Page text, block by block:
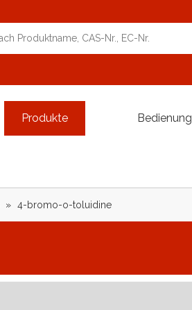
Produkte Bedienung
» 4-bromo-o-toluidine